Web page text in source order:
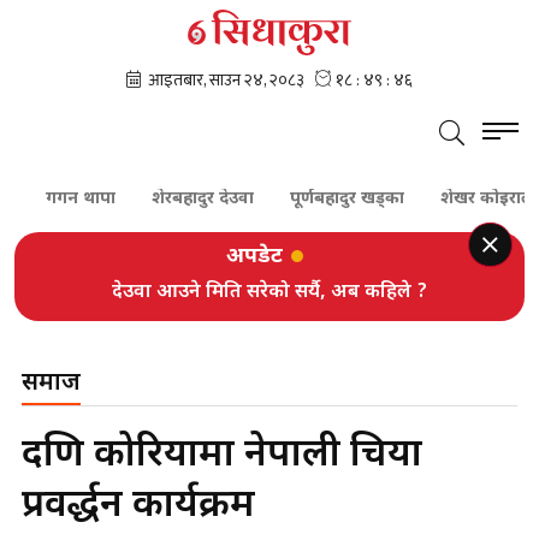
गगन थापा शेरबहादुर देउवा पूर्णबहादुर खड्का शेखर कोइराला
अपडेट
देउवा आउने मिति सरेको सर्यै, अब कहिले ?
समाज
दक्षिण कोरियामा नेपाली चिया
प्रवर्द्धन कार्यक्रम